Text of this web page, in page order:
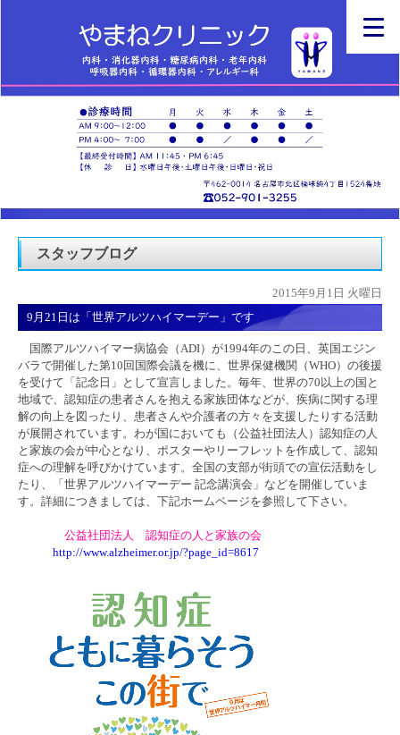
スタッフブログ
2015年9月1日 火曜日
9月21日は「世界アルツハイマーデー」です
国際アルツハイマー病協会（ADI）が1994年のこの日、英国エジン
バラで開催した第10回国際会議を機に、世界保健機関（WHO）の後援
を受けて「記念日」として宣言しました。毎年、世界の70以上の国と
地域で、認知症の患者さんを抱える家族団体などが、疾病に関する理
解の向上を図ったり、患者さんや介護者の方々を支援したりする活動
が展開されています。わが国においても（公益社団法人）認知症の人
と家族の会が中心となり、ポスターやリーフレットを作成して、認知
症への理解を呼びかけています。全国の支部が街頭での宣伝活動をし
たり、「世界アルツハイマーデー 記念講演会」などを開催していま
す。詳細につきましては、下記ホームページを参照して下さい。
公益社団法人 認知症の人と家族の会
http://www.alzheimer.or.jp/?page_id=8617